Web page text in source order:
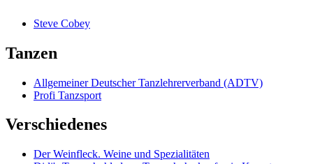
Steve Cobey
Tanzen
Allgemeiner Deutscher Tanzlehrerverband (ADTV)
Profi Tanzsport
Verschiedenes
Der Weinfleck. Weine und Spezialitäten